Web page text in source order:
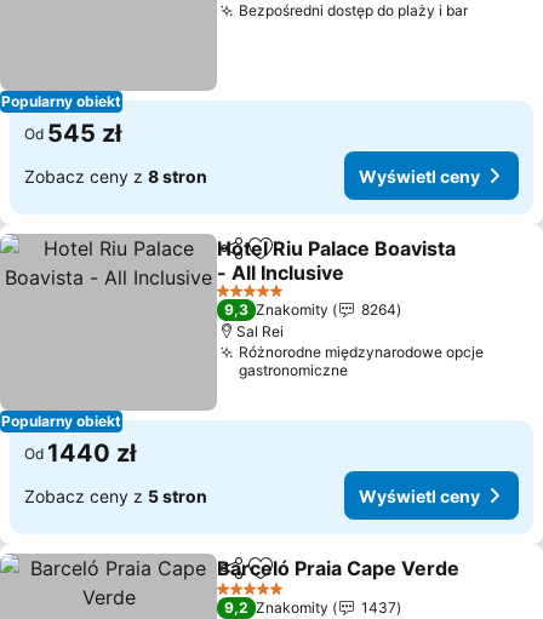
Popularny obiekt
Bezpośredni dostęp do plaży i bar
Od 545 zł
Zobacz ceny z 8 stron Wyświetl ceny
Popularny obiekt
UdostępnijDodaj do ulubionych
Hotel Riu Palace Boavista
- All Inclusive
5 Kategoria
9,3 Znakomity
8264
Sal Rei
Różnorodne międzynarodowe opcje
gastronomiczne
Od 1440 zł
Zobacz ceny z 5 stron Wyświetl ceny
UdostępnijDodaj do ulubionych
Barceló Praia Cape Verde
5 Kategoria
9,2 Znakomity
1437